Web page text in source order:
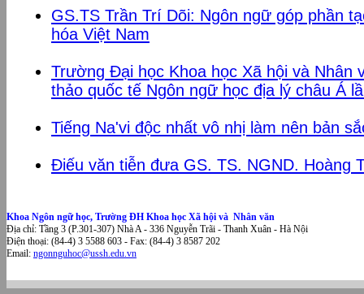
GS.TS Trần Trí Dõi: Ngôn ngữ góp phần
hóa Việt Nam
Trường Đại học Khoa học Xã hội và Nhân
thảo quốc tế Ngôn ngữ học địa lý châu Á
Tiếng Na'vi độc nhất vô nhị làm nên bản
Điếu văn tiễn đưa GS. TS. NGND. Hoàng
Khoa Ngôn ngữ học, Trường ĐH Khoa học Xã hội và Nhân văn
Địa chỉ: Tầng 3 (P.301-307) Nhà A - 336 Nguyễn Trãi - Thanh Xuân - Hà Nội
Điện thoại: (84-4) 3 5588 603 - Fax: (84-4) 3 8587 202
Email: ngonnguhoc@ussh.edu.vn